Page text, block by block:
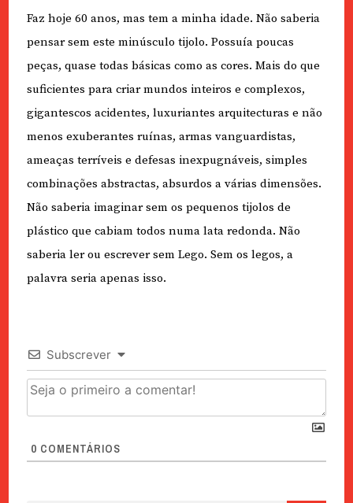
Faz hoje 60 anos, mas tem a minha idade. Não saberia
pensar sem este minúsculo tijolo. Possuía poucas
peças, quase todas básicas como as cores. Mais do que
suficientes para criar mundos inteiros e complexos,
gigantescos acidentes, luxuriantes arquitecturas e não
menos exuberantes ruínas, armas vanguardistas,
ameaças terríveis e defesas inexpugnáveis, simples
combinações abstractas, absurdos a várias dimensões.
Não saberia imaginar sem os pequenos tijolos de
plástico que cabiam todos numa lata redonda. Não
saberia ler ou escrever sem Lego. Sem os legos, a
palavra seria apenas isso.
Subscrever
0 COMENTÁRIOS